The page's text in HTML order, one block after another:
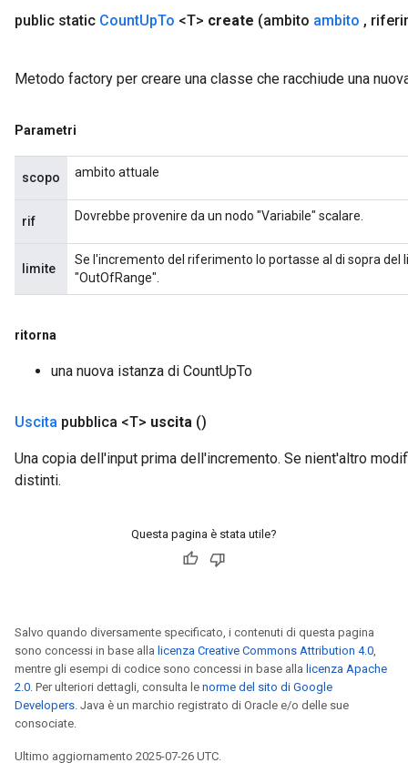
public static CountUpTo <T> create (ambito ambito ,
Metodo factory per creare una classe che racchiude una
Parametri
scopo ambito attuale
rif Dovrebbe provenire da un nodo "Variabile" scalare.
limite
Se l'incremento del riferimento lo portasse al di sopra del
"OutOfRange".
ritorna
una nuova istanza di CountUpTo
Uscita pubblica <T> uscita ()
Una copia dell'input prima dell'incremento. Se nient'altro
distinti.
Questa pagina è stata utile?
Salvo quando diversamente specificato, i contenuti di questa pagina
sono concessi in base alla licenza Creative Commons Attribution 4.0
mentre gli esempi di codice sono concessi in base alla licenza Apache
2.0 . Per ulteriori dettagli, consulta le norme del sito di Google
Developers . Java è un marchio registrato di Oracle e/o delle sue
consociate.
Ultimo aggiornamento 2025-07-26 UTC.